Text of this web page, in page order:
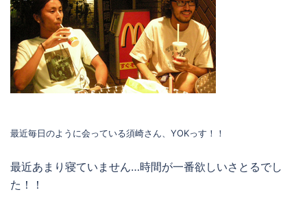
最近毎日のように会っている須崎さん、YOKっす！！
最近あまり寝ていません…時間が一番欲しいさとるでし
た！！